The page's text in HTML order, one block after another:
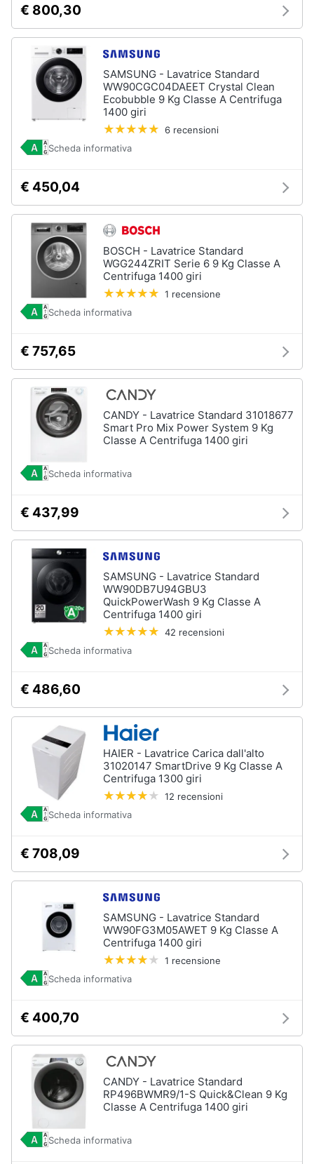
cucire
professionali
Friggitrice
professionale
Idropulitrice
professionale
Elettrodomestici
offerta
Frigoriferi
offerta
Lavatrici
offerta
Asciugatrice
Microonde
in
offerta
€ 800,30
SAMSUNG - Lavatrice Standard
WW90CGC04DAEET Crystal Clean
Ecobubble 9 Kg Classe A Centrifuga
1400 giri
6 recensioni
Scheda informativa
€ 450,04
BOSCH - Lavatrice Standard
WGG244ZRIT Serie 6 9 Kg Classe A
Centrifuga 1400 giri
1 recensione
Scheda informativa
€ 757,65
CANDY - Lavatrice Standard 31018677
Smart Pro Mix Power System 9 Kg
Classe A Centrifuga 1400 giri
Scheda informativa
€ 437,99
SAMSUNG - Lavatrice Standard
WW90DB7U94GBU3
QuickPowerWash 9 Kg Classe A
Centrifuga 1400 giri
42 recensioni
Scheda informativa
€ 486,60
HAIER - Lavatrice Carica dall'alto
31020147 SmartDrive 9 Kg Classe A
Centrifuga 1300 giri
12 recensioni
Scheda informativa
€ 708,09
SAMSUNG - Lavatrice Standard
WW90FG3M05AWET 9 Kg Classe A
Centrifuga 1400 giri
1 recensione
Scheda informativa
€ 400,70
CANDY - Lavatrice Standard
RP496BWMR9/1-S Quick&Clean 9 Kg
Classe A Centrifuga 1400 giri
Scheda informativa